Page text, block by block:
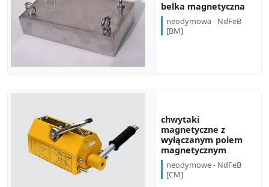
belka magnetyczna
neodymowa - NdFeB
[BM]
chwytaki
magnetyczne z
wyłączanym polem
magnetycznym
neodymowe - NdFeB
[CM]